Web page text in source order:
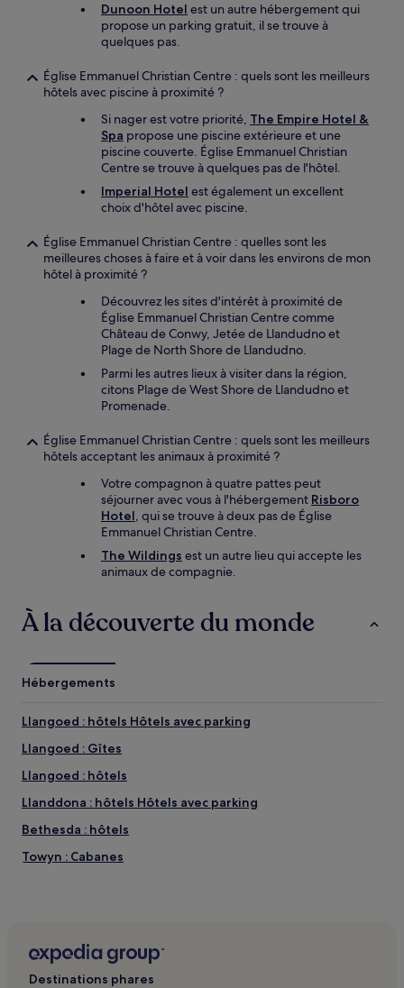
Dunoon Hotel est un autre hébergement qui
propose un parking gratuit, il se trouve à
quelques pas.
Église Emmanuel Christian Centre : quels sont les meilleurs
hôtels avec piscine à proximité ?
Si nager est votre priorité, The Empire Hotel &
Spa propose une piscine extérieure et une
piscine couverte. Église Emmanuel Christian
Centre se trouve à quelques pas de l'hôtel.
Imperial Hotel est également un excellent
choix d'hôtel avec piscine.
Église Emmanuel Christian Centre : quelles sont les
meilleures choses à faire et à voir dans les environs de mon
hôtel à proximité ?
Découvrez les sites d'intérêt à proximité de
Église Emmanuel Christian Centre comme
Château de Conwy, Jetée de Llandudno et
Plage de North Shore de Llandudno.
Parmi les autres lieux à visiter dans la région,
citons Plage de West Shore de Llandudno et
Promenade.
Église Emmanuel Christian Centre : quels sont les meilleurs
hôtels acceptant les animaux à proximité ?
Votre compagnon à quatre pattes peut
séjourner avec vous à l'hébergement Risboro
Hotel, qui se trouve à deux pas de Église
Emmanuel Christian Centre.
The Wildings est un autre lieu qui accepte les
animaux de compagnie.
À la découverte du monde
Hébergements
Llangoed : hôtels Hôtels avec parking
Llangoed : Gîtes
Llangoed : hôtels
Llanddona : hôtels Hôtels avec parking
Bethesda : hôtels
Towyn : Cabanes
gratuit à proximité
Plage de Rhyl East Beach : Hôtels pas chers à proximité
Destinations phares